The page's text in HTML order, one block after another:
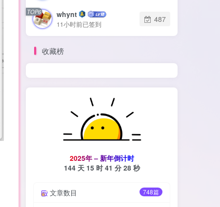
TOP6 whynt
11小时前已签到
487
收藏榜
2025年– 新年倒计时
144 天 15 时 41 分 27 秒
748篇
文章数目